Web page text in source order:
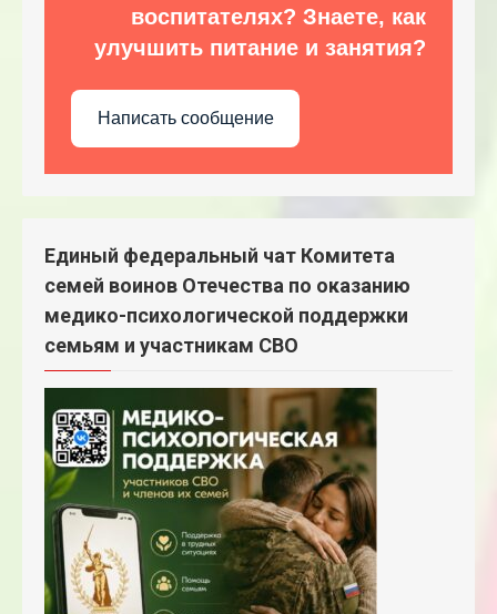
воспитателях? Знаете, как
улучшить питание и занятия?
Написать сообщение
Единый федеральный чат Комитета
семей воинов Отечества по оказанию
медико-психологической поддержки
семьям и участникам СВО